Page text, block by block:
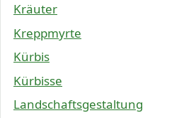
Kräuter
Kreppmyrte
Kürbis
Kürbisse
Landschaftsgestaltung